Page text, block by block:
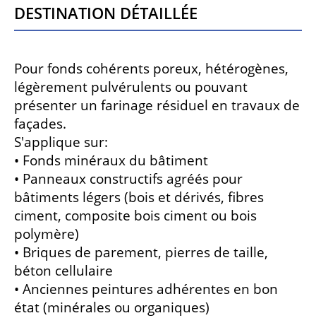
Destination détaillée
Pour fonds cohérents poreux, hétérogènes,
légèrement pulvérulents ou pouvant
présenter un farinage résiduel en travaux de
façades.
S'applique sur:
• Fonds minéraux du bâtiment
• Panneaux constructifs agréés pour
bâtiments légers (bois et dérivés, fibres
ciment, composite bois ciment ou bois
polymère)
• Briques de parement, pierres de taille,
béton cellulaire
• Anciennes peintures adhérentes en bon
état (minérales ou organiques)